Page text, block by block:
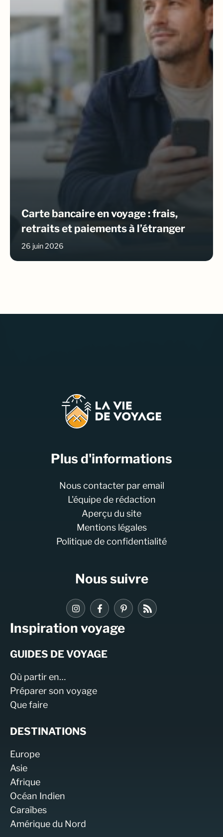
Carte bancaire en voyage : frais,
retraits et paiements à l’étranger
26 juin 2026
Plus d'informations
Nous contacter par email
L'équipe de rédaction
Aperçu du site
Mentions légales
Politique de confidentialité
Nous suivre
Inspiration voyage
GUIDES DE VOYAGE
Où partir en…
Préparer son voyage
Que faire
DESTINATIONS
Europe
Asie
Afrique
Océan Indien
Caraïbes
Amérique du Nord